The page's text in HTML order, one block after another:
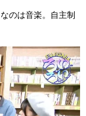
のは音楽。自主制